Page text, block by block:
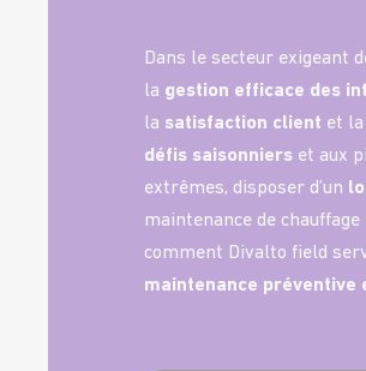
Dans le secteur exigeant
la gestion efficace des
la satisfaction client et
défis saisonniers et aux
extrêmes, disposer d’un
maintenance de
comment Divalto field
maintenance préventive